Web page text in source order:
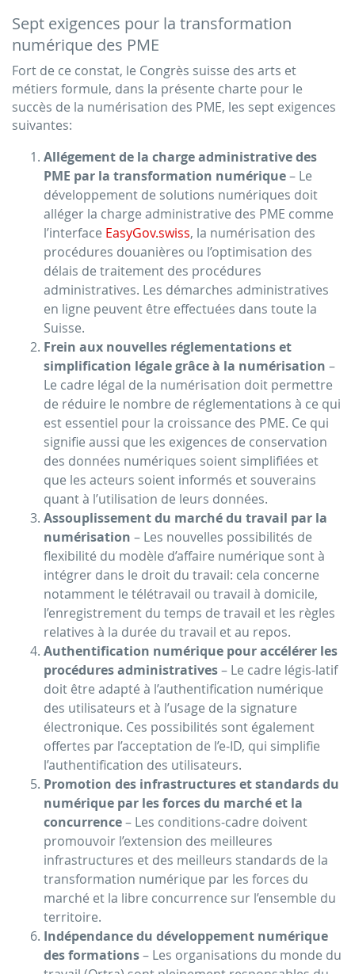
Sept exigences pour la transformation
numérique des PME
Fort de ce constat, le Congrès suisse des arts et
métiers formule, dans la présente charte pour le
succès de la numérisation des PME, les sept exigences
suivantes:
Allégement de la charge administrative des
PME par la transformation numérique– Le
développement de solutions numériques doit
alléger la charge administrative des PME comme
l’interface EasyGov.swiss, la numérisation des
procédures douanières ou l’optimisation des
délais de traitement des procédures
administratives. Les démarches administratives
en ligne peuvent être effectuées dans toute la
Suisse.
Frein aux nouvelles réglementations et
simplification légale grâce à la numérisation –
Le cadre légal de la numérisation doit permettre
de réduire le nombre de réglementations à ce qui
est essentiel pour la croissance des PME. Ce qui
signifie aussi que les exigences de conservation
des données numériques soient simplifiées et
que les acteurs soient informés et souverains
quant à l’utilisation de leurs données.
Assouplissement du marché du travail par la
numérisation – Les nouvelles possibilités de
flexibilité du modèle d’affaire numérique sont à
intégrer dans le droit du travail: cela concerne
notamment le télétravail ou travail à domicile,
l’enregistrement du temps de travail et les règles
relatives à la durée du travail et au repos.
Authentification numérique pour accélérer les
procédures administratives– Le cadre légis-latif
doit être adapté à l’authentification numérique
des utilisateurs et à l’usage de la signature
électronique. Ces possibilités sont également
offertes par l’acceptation de l’e-ID, qui simplifie
l’authentification des utilisateurs.
Promotion des infrastructures et standards du
numérique par les forces du marché et la
concurrence– Les conditions-cadre doivent
promouvoir l’extension des meilleures
infrastructures et des meilleurs standards de la
transformation numérique par les forces du
marché et la libre concurrence sur l’ensemble du
territoire.
Indépendance du développement numérique
des formations– Les organisations du monde du